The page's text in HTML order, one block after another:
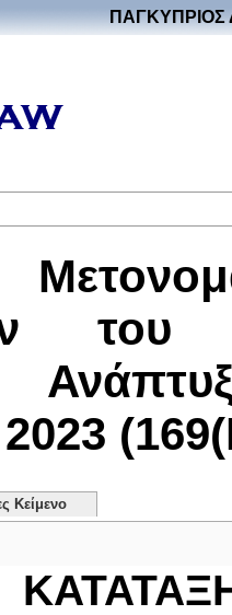
ΠΑΓΚΥΠΡΙΟΣ
του
Κείμενο